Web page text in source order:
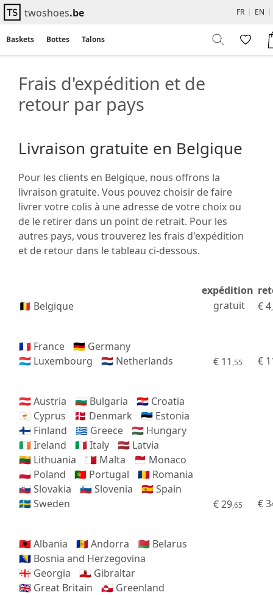
twoshoes.be FR | EN |
Baskets Bottes Talons
Frais d'expédition et de
retour par pays
Livraison gratuite en Belgique
Pour les clients en Belgique, nous offrons la
livraison gratuite. Vous pouvez choisir de faire
livrer votre colis à une adresse de votre choix ou
de le retirer dans un point de retrait. Pour les
autres pays, vous trouverez les frais d'expédition
et de retour dans le tableau ci-dessous.
expédition
🇧🇪 Belgique
gratuit €4
🇫🇷 France
🇩🇪 Germany
🇱🇺 Luxembourg
🇳🇱 Netherlands € 11 ,55 €
🇦🇹 Austria 🇧🇬 Bulgaria
🇭🇷 Croatia
🇨🇾 Cyprus
🇩🇰 Denmark
🇪🇪 Estonia
🇫🇮 Finland
🇬🇷 Greece
🇭🇺 Hungary
🇮🇪 Ireland
🇮🇹 Italy
🇱🇻 Latvia
🇱🇹 Lithuania
🇲🇹 Malta
🇲🇨 Monaco
🇵🇱 Poland
🇵🇹 Portugal
🇷🇴 Romania
🇸🇰 Slovakia
🇸🇮 Slovenia
🇪🇸 Spain
🇸🇪 Sweden
€ 29,65 €
🇦🇱 Albania 🇦🇩 Andorra
🇧🇾 Belarus
🇧🇦 Bosnia and Herzegovina
🇬🇪 Georgia
🇬🇮 Gibraltar
🇬🇧 Great Britain
🇬🇱 Greenland